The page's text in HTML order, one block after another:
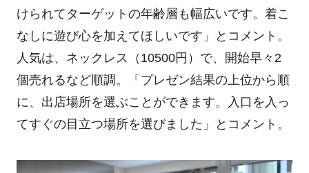
けられてターゲットの年齢層も幅広いです。着こ
なしに遊び心を加えてほしいです」とコメント。
人気は、ネックレス（10500円）で、開始早々2
個売れるなど順調。「プレゼン結果の上位から順
に、出店場所を選ぶことができます。入口を入っ
てすぐの目立つ場所を選びました」とコメント。